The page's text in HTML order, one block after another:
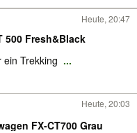
Heute, 20:47
500 Fresh&Black
ein Trekking ...
Heute, 20:03
FX-CT700 Grau